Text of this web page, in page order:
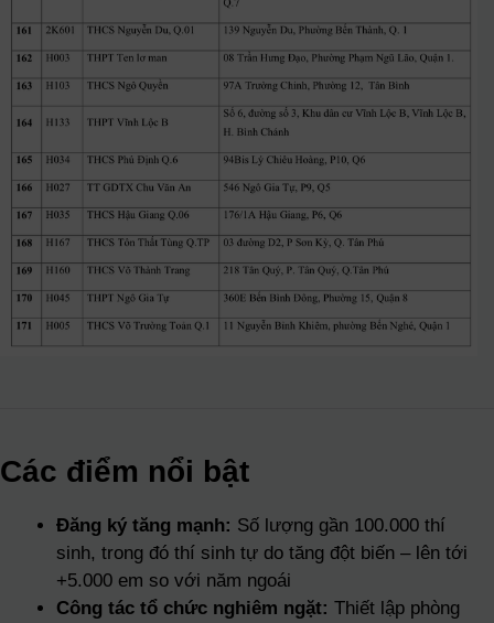
Các điểm nổi bật
Đăng ký tăng mạnh: Số lượng gần 100.000 thí
sinh, trong đó thí sinh tự do tăng đột biến – lên tới
+5.000 em so với năm ngoái
Công tác tổ chức nghiêm ngặt: Thiết lập phòng